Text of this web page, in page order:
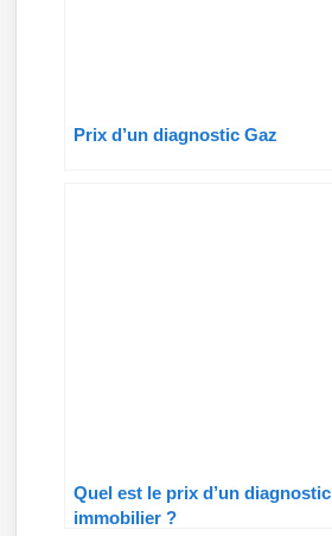
Prix d’un diagnostic Gaz
Quel est le prix d’un diagnostic
immobilier ?